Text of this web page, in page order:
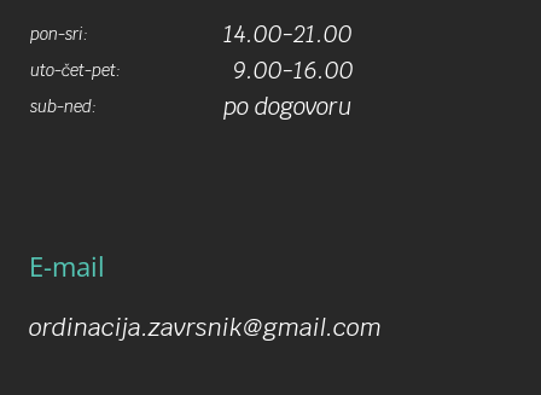
pon-sri: 14.00-21.00
uto-čet-pet: 9.00-16.00
sub-ned: po dogovoru
E-mail
ordinacija.zavrsnik@gmail.com